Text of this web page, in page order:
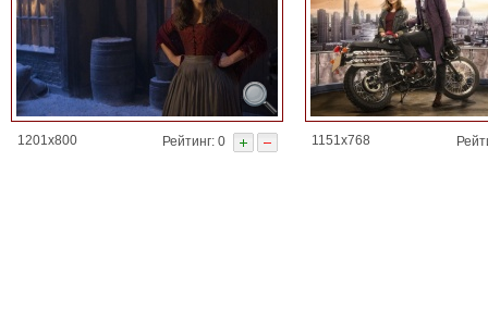
1201x800 Рейтинг: 0 1151x768